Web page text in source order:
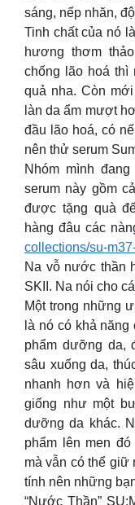
sáng, nếp nhăn,
Tinh chất của nó
hương thơm
chống lão hoá thì
quả nha. Còn
làn da ẩm mượt
đầu lão hoá, có
nên thử serum
Nhóm mình
serum này gồm
được tặng quà
hàng đâu các
collections/su-
Na vỗ nước thần
SKII. Na nói cho
Một trong những
là nó có khả
phẩm dưỡng da,
sâu xuống da,
nhanh hơn và
giống như một
dưỡng da khác.
phẩm lên men
mà vẫn có thể giữ
tính nên những
“Nước Thần”